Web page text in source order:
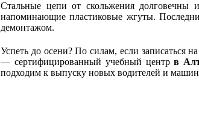
Стальные цепи от скольжения долговечны
напоминающие пластиковые жгуты.
демонтажом.
Успеть до осени? По силам, если записаться
— сертифицированный учебный центрв
подходим к выпуску новых водителей и